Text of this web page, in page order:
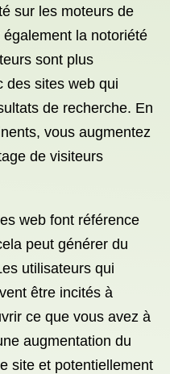
sur les moteurs de
la notoriété
sont plus
des sites web qui
de recherche. En
vous augmentez
de visiteurs
web font référence
peut générer du
utilisateurs qui
être incités à
ce que vous avez à
augmentation du
site et potentiellement